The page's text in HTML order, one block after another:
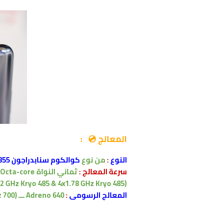
المعالج 💿 :
النوع:من نوعكوالكومسنابدراجون 855+
سرعة المعالج:ثماني النواةOcta-core
(1x2.96 GHz Kryo 485 & 3x2.42 GHz Kryo 485 & 4x1.78 GHz Kryo 485
المعالج الرسومى:
Adreno 640ـــ (700 MHz)